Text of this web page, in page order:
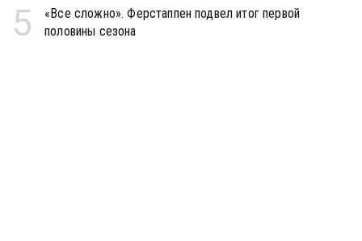
5
«Все сложно». Ферстаппен подвел итог первой
половины сезона